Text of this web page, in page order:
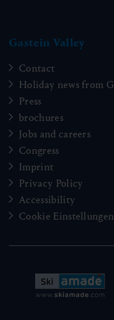
Gastein Valley
Contact
Holiday news from
Press
brochures
Jobs and careers
Congress
Imprint
Privacy Policy
Accessibility
Cookie Einstellungen